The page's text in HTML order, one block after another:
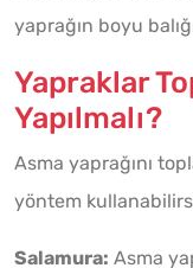
yaprağın boyu
Yapraklar
Yapılmalı?
Asma yaprağını
yöntem
Salamura: Asma